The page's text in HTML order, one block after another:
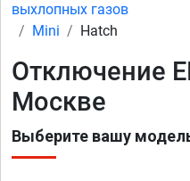
выхлопных газов
Mini
Hatch
Отключение
Москве
Выберите вашу